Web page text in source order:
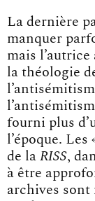
La dernière
manquer
mais
la théologie
fourni plus
l’époque. Les
de la RISS,
à être
archives sont